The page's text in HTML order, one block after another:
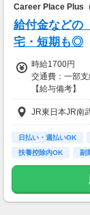
Career Place Plus
給付金などの
宅・短期も◎
時給1700円
交通費：一部支
【給与備考】
■昇給あり
■日払い・週払
■充実の研修あ
座学1ヵ月（も
”超”丁寧な研修
一切ありませ
ご安心ください
JR東日本JR南
日払い・週払いOK
扶養控除内OK
副
完全週休2日制 (土…